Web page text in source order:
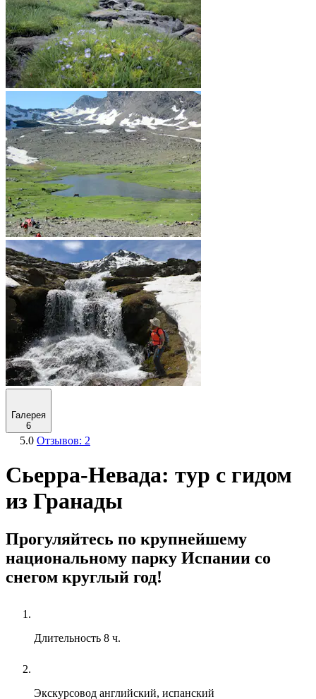
Галерея
6
5.0 Отзывов: 2
Сьерра-Невада: тур с гидом
из Гранады
Прогуляйтесь по крупнейшему
национальному парку Испании со
снегом круглый год!
Длительность 8 ч.
Экскурсовод английский, испанский